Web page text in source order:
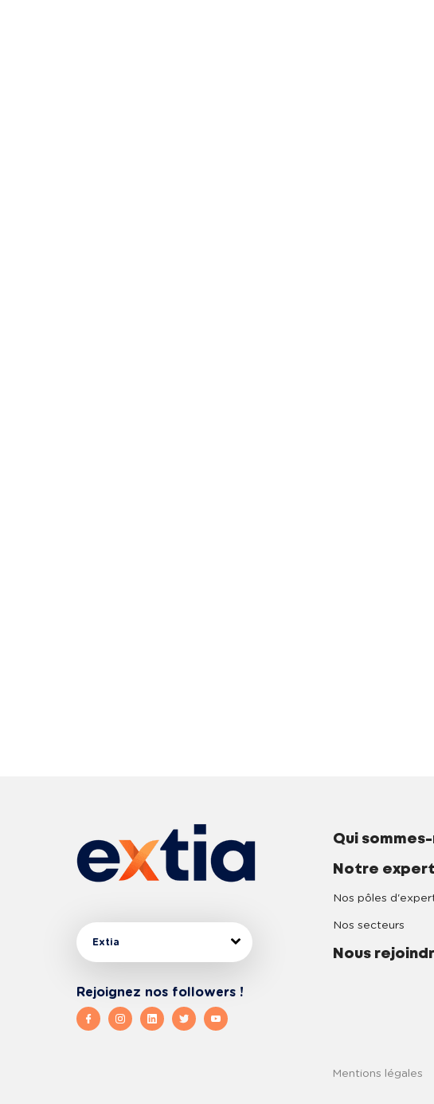
Extia
Rejoignez nos followers !
Qui
Notre
Nos pôles
Nos secteurs
Nous
Mentions légales